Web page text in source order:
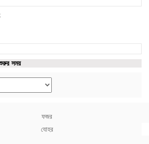
সময়
ফজর
যোহর